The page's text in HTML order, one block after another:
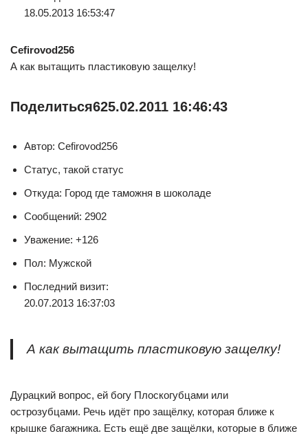
18.05.2013 16:53:47
Cefirovod256
А как вытащить пластиковую защелку!
Поделиться625.02.2011 16:46:43
Автор: Cefirovod256
Статус, такой статус
Откуда: Город где таможня в шоколаде
Сообщений: 2902
Уважение: +126
Пол: Мужской
Последний визит:
20.07.2013 16:37:03
А как вытащить пластиковую защелку!
Дурацкий вопрос, ей богу Плоскогубцами или
острозубцами. Речь идёт про защёлку, которая ближе к
крышке багажника. Есть ещё две защёлки, которые в ближе